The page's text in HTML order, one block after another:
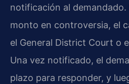
notificación al demandado.
monto en controversia, el
el General District Court o
Una vez notificado, el
plazo para responder, y